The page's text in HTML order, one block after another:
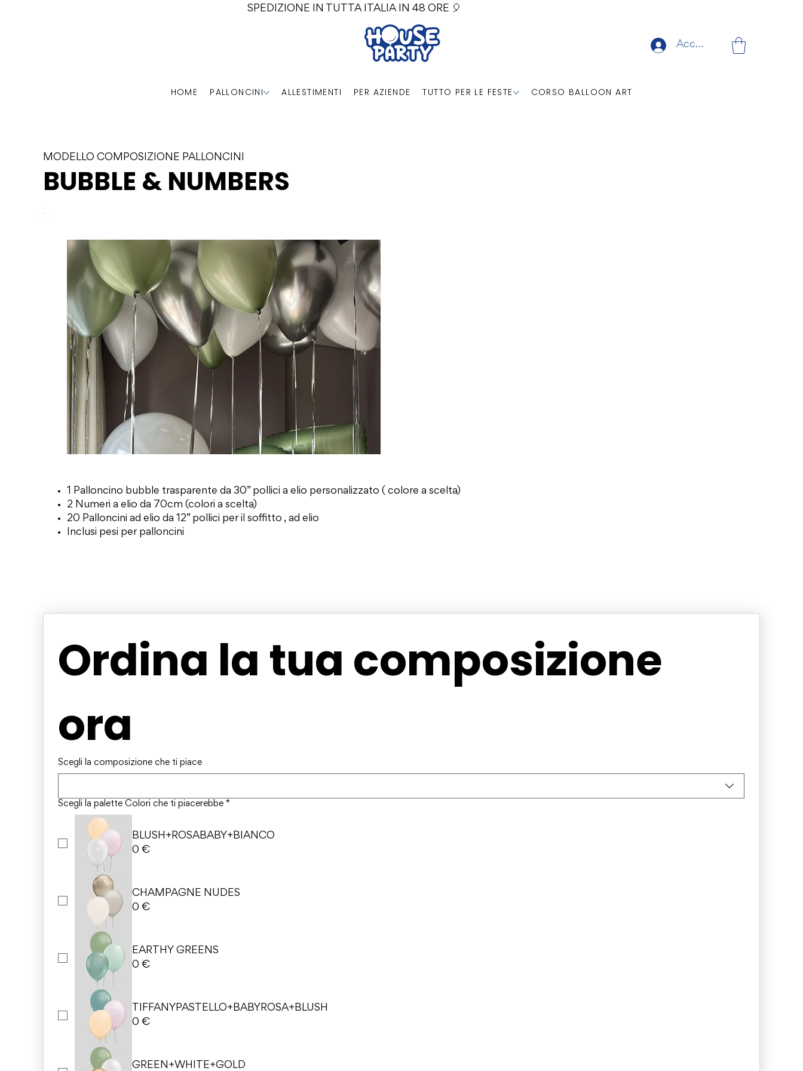
SPEDIZIONE IN TUTTA ITALIA IN 48 ORE 🎈
Accedi
HOME PALLONCINI ALLESTIMENTI PER AZIENDE TUTTO PER LE FESTE CORSO BALLOON ART
MODELLO COMPOSIZIONE PALLONCINI
BUBBLE & NUMBERS
1 Palloncino bubble trasparente da 30” pollici a elio personalizzato ( colore a scelta)
2 Numeri a elio da 70cm (colori a scelta)
20 Palloncini ad elio da 12” pollici per il soffitto , ad elio
Inclusi pesi per palloncini
Ordina la tua composizione
ora
Scegli la composizione che ti piace
Scegli la palette Colori che ti piacerebbe *
BLUSH+ROSABABY+BIANCO
0 €
CHAMPAGNE NUDES
0 €
EARTHY GREENS
0 €
TIFFANYPASTELLO+BABYROSA+BLUSH
0 €
GREEN+WHITE+GOLD